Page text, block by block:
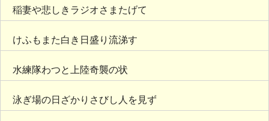
稲妻や悲しきラジオさまたげて
けふもまた白き日盛り流涕す
水練隊わつと上陸奇襲の状
泳ぎ場の日ざかりさびし人を見ず